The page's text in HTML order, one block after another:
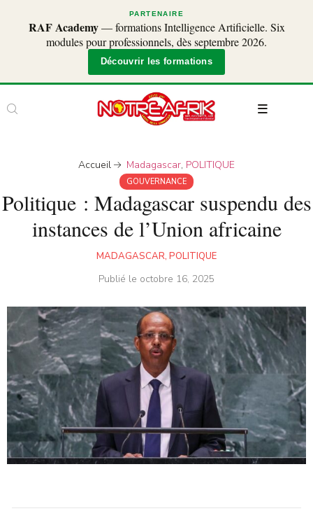
PARTENAIRE
RAF Academy— formations Intelligence Artificielle. Six
modules pour professionnels, dès septembre 2026.
Découvrir les formations
Accueil Madagascar, POLITIQUE
GOUVERNANCE
Politique : Madagascar suspendu des
instances de l’Union africaine
MADAGASCAR, POLITIQUE
Publié le octobre 16, 2025